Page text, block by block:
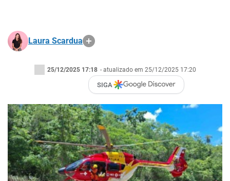
Laura Scardua
25/12/2025 17:18 - atualizado em 25/12/2025 17:20
SIGA